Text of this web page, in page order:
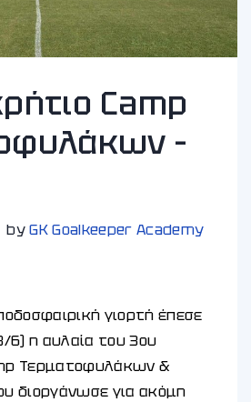
Camp
–
byGK Goalkeeper Academy
γιορτή έπεσε
6) η αυλαία του 3ου
Τερματοφυλάκων &
διοργάνωσε για ακόμη